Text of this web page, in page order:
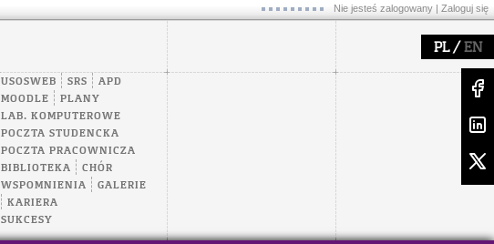
Nie jesteś zalogowany | Zaloguj się
PL/ EN
USOSWEB SRS
APD
MOODLE
PLANY
LAB. KOMPUTEROWE
POCZTA STUDENCKA
POCZTA PRACOWNICZA
BIBLIOTEKA
CHÓR
WSPOMNIENIA
GALERIE
KARIERA
SUKCESY